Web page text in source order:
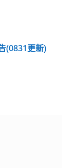
(0831更新)